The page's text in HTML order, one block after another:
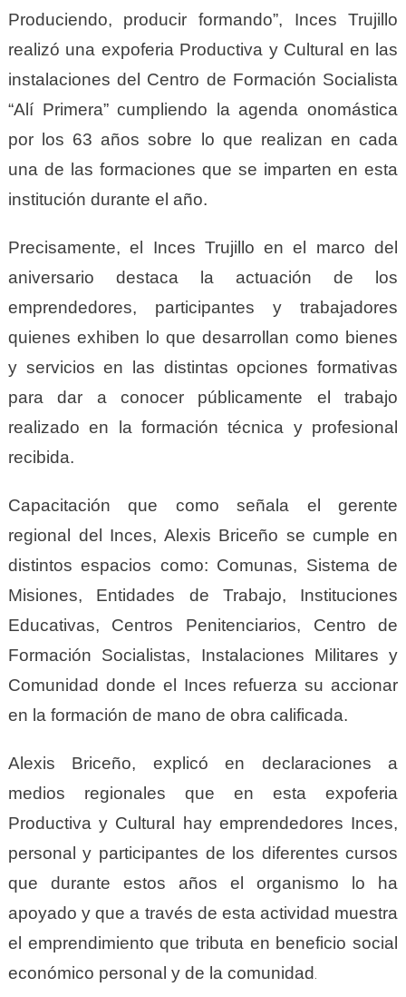
Produciendo, producir formando”, Inces Trujillo
realizó una expoferia Productiva y Cultural en las
instalaciones del Centro de Formación Socialista
“Alí Primera” cumpliendo la agenda onomástica
por los 63 años sobre lo que realizan en cada
una de las formaciones que se imparten en esta
institución durante el año.
Precisamente, el Inces Trujillo en el marco del
aniversario destaca la actuación de los
emprendedores, participantes y trabajadores
quienes exhiben lo que desarrollan como bienes
y servicios en las distintas opciones formativas
para dar a conocer públicamente el trabajo
realizado en la formación técnica y profesional
recibida.
Capacitación que como señala el gerente
regional del Inces, Alexis Briceño se cumple en
distintos espacios como: Comunas, Sistema de
Misiones, Entidades de Trabajo, Instituciones
Educativas, Centros Penitenciarios, Centro de
Formación Socialistas, Instalaciones Militares y
Comunidad donde el Inces refuerza su accionar
en la formación de mano de obra calificada.
Alexis Briceño, explicó en declaraciones a
medios regionales que en esta expoferia
Productiva y Cultural hay emprendedores Inces,
personal y participantes de los diferentes cursos
que durante estos años el organismo lo ha
apoyado y que a través de esta actividad muestra
el emprendimiento que tributa en beneficio social
económico personal y de la comunidad